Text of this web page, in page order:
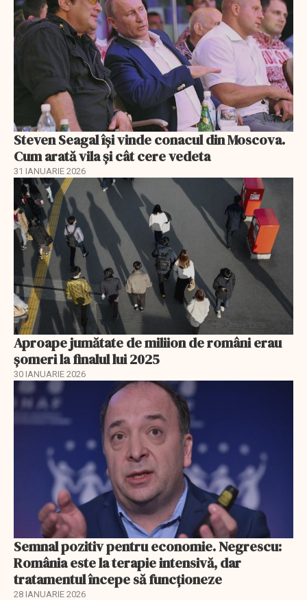
Steven Seagal își vinde conacul din Moscova.
Cum arată vila și cât cere vedeta
31 IANUARIE 2026
Aproape jumătate de miliion de români erau
șomeri la finalul lui 2025
30 IANUARIE 2026
Semnal pozitiv pentru economie. Negrescu:
România este la terapie intensivă, dar
tratamentul începe să funcționeze
28 IANUARIE 2026